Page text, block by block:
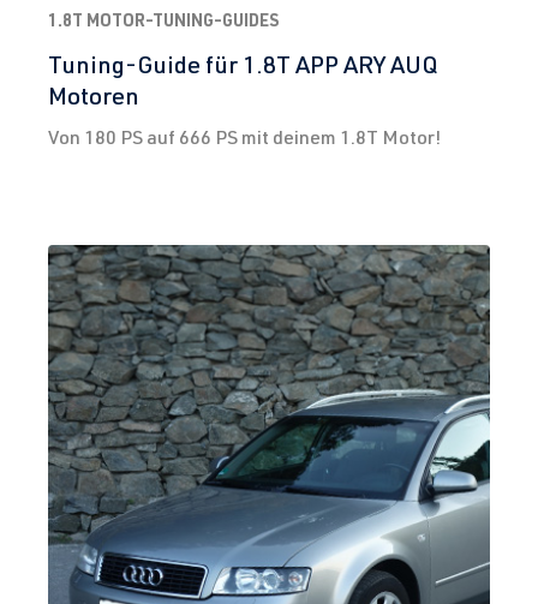
1.8T MOTOR-TUNING-GUIDES
Tuning-Guide für 1.8T APP ARY AUQ
Motoren
Von 180 PS auf 666 PS mit deinem 1.8T Motor!